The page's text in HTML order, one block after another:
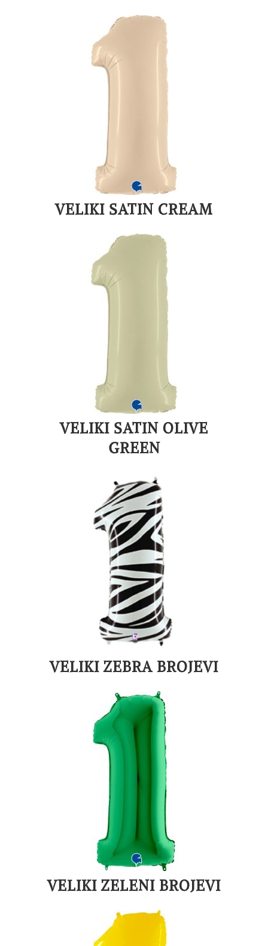
VELIKI SATIN CREAM
VELIKI SATIN OLIVE
GREEN
VELIKI ZEBRA BROJEVI
VELIKI ZELENI BROJEVI